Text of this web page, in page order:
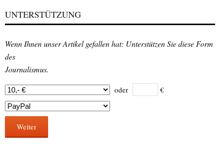
UNTERSTÜTZUNG
Wenn Ihnen unser Artikel gefallen hat: Unterstützen Sie diese Form
des
Journalismus.
oder €
Weiter